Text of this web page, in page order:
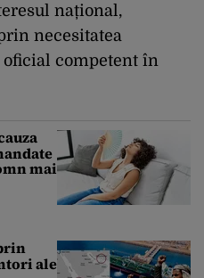
național,
necesitatea
competent în
mai
ale